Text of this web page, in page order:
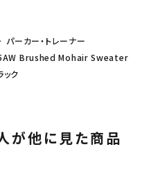
パーカー・トレーナー
Brushed Mohair Sweater
ック
が他に見た商品